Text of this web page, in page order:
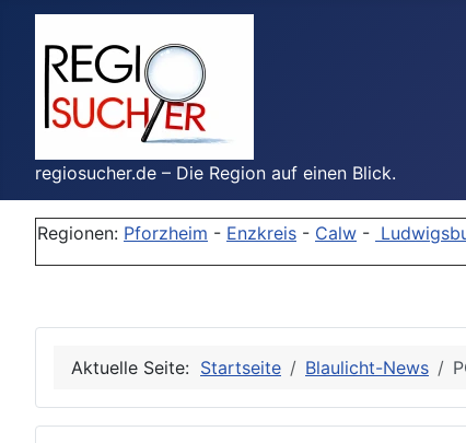
regiosucher.de – Die Region auf einen Blick.
Regionen: Pforzheim - Enzkreis - Calw -
Aktuelle Seite: Startseite Blaulicht-News